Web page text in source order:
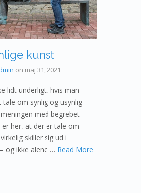
kunst
on maj 31, 2021
lidt underligt, hvis man
tale om synlig og usynlig
med begrebet
er her, at der er tale om
skiller sig ud i
og ikke alene … Read More